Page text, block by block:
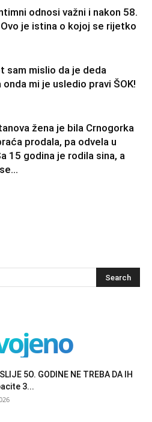
odnosi važni i nakon 58.
je istina o kojoj se rijetko
sam mislio da je deda
mi je usledio pravi ŠOK!
žena je bila Crnogorka
prodala, pa odvela u
15 godina je rodila sina, a
5O. GODINE NE TREBA DA IH
3...